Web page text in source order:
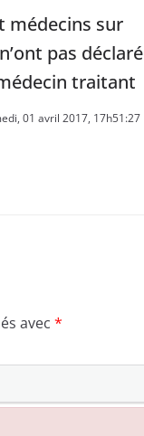
médecins sur
pas déclaré
traitant
01 avril 2017, 17h51:27
avec *